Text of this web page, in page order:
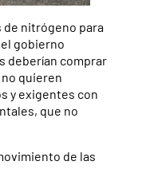
de nitrógeno para
gobierno
deberían comprar
quieren
y exigentes con
que no
de las